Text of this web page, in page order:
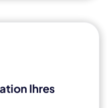
Ihres